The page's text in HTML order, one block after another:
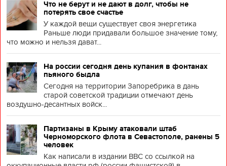
Что не берут и не дают в долг, чтобы не
потерять свое счастье
У каждой вещи существует своя энергетика
Раньше люди придавали большое значение тому,
что можно и нельзя дават...
На россии сегодня день купания в фонтанах
пьяного быдла
Сегодня на территории Запоребрика в дань
старой советской традиции отмечают день
воздушно-десантных войск...
Партизаны в Крыму атаковали штаб
Черноморского флота в Севастополе, ранены 5
человек
Как написали в издании BBC со ссылкой на